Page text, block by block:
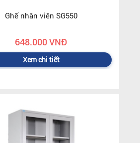
Ghế nhân viên SG550
648.000 VNĐ
Xem chi tiết